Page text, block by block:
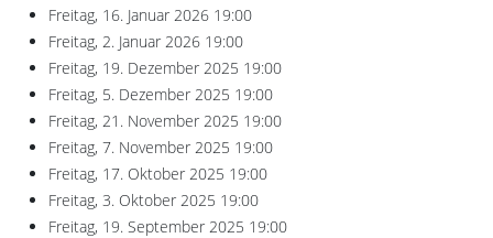
Freitag, 16. Januar 2026 19:00
Freitag, 2. Januar 2026 19:00
Freitag, 19. Dezember 2025 19:00
Freitag, 5. Dezember 2025 19:00
Freitag, 21. November 2025 19:00
Freitag, 7. November 2025 19:00
Freitag, 17. Oktober 2025 19:00
Freitag, 3. Oktober 2025 19:00
Freitag, 19. September 2025 19:00